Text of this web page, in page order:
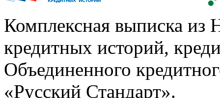
Комплексная выписка из
кредитных историй,
Объединенного
«Русский Стандарт».